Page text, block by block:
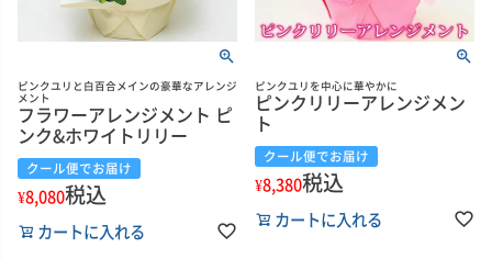
ピンクユリと白百合メインの豪華なアレンジ
メント
フラワーアレンジメント ピ
ンク&ホワイトリリー
クール便でお届け
¥8,080税込
カートに入れる
ピンクユリを中心に華やかに
ピンクリリーアレンジメン
ト
クール便でお届け
¥8,380税込
カートに入れる